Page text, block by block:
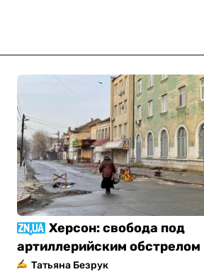
Херсон: свобода под
артиллерийским обстрелом
Татьяна Безрук